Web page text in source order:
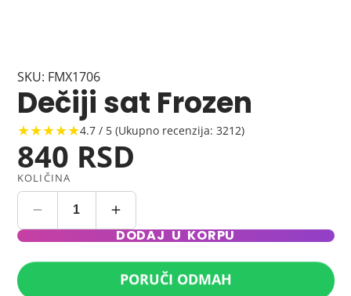
SKU: FMX1706
Dečiji sat Frozen
★★★★★4.7 / 5 (Ukupno recenzija: 3212)
840 RSD
KOLIČINA
DODAJ U KORPU
PORUČI ODMAH